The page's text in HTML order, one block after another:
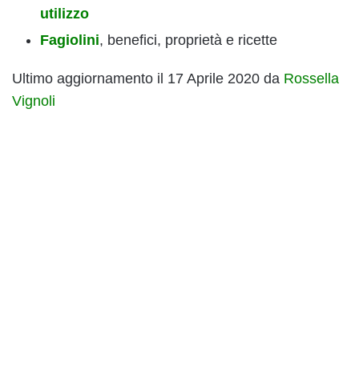
utilizzo
Fagiolini, benefici, proprietà e ricette
Ultimo aggiornamento il 17 Aprile 2020 da Rossella
Vignoli